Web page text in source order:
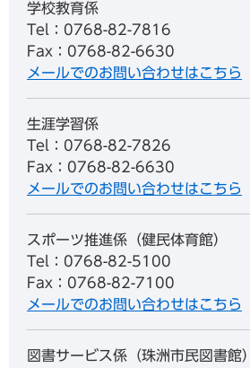
学校教育係
Tel：0768-82-7816
Fax：0768-82-6630
メールでのお問い合わせはこちら
生涯学習係
Tel：0768-82-7826
Fax：0768-82-6630
メールでのお問い合わせはこちら
スポーツ推進係（健民体育館）
Tel：0768-82-5100
Fax：0768-82-7100
メールでのお問い合わせはこちら
図書サービス係（珠洲市民図書館）